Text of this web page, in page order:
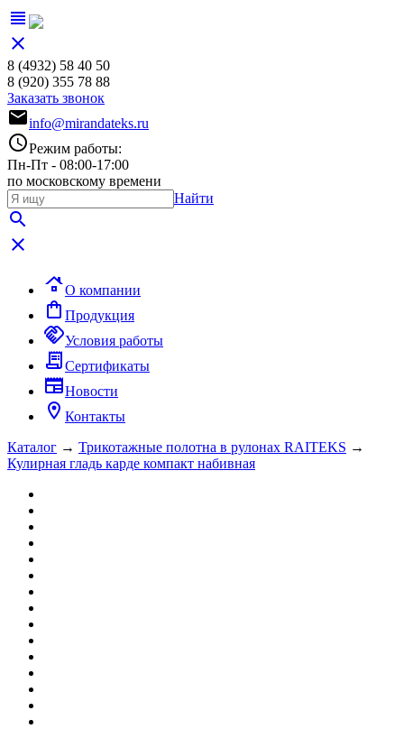
view_headline
close
8 (4932) 58 40 50
8 (920) 355 78 88
Заказать звонок
mailinfo@mirandateks.ru
scheduleРежим работы:
Пн-Пт - 08:00-17:00
по московскому времени
Найти
search
close
roofingО компании
shopping_bag Продукция
handshakeУсловия работы
receipt_long Сертификаты
newspaperНовости
location_on Контакты
Каталог → Трикотажные полотна в рулонах RAITEKS →
Кулирная гладь карде компакт набивная